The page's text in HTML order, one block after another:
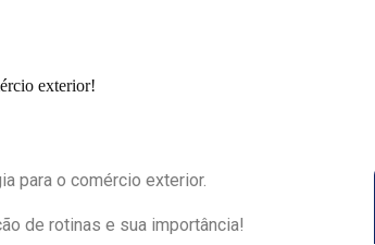
exterior!
para o comércio exterior.
de rotinas e sua importância!